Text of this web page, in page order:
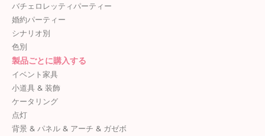
バチェロレッティパーティー
婚約パーティー
シナリオ別
色別
製品ごとに購入する
イベント家具
小道具 & 装飾
ケータリング
点灯
背景 & パネル & アーチ & ガゼボ